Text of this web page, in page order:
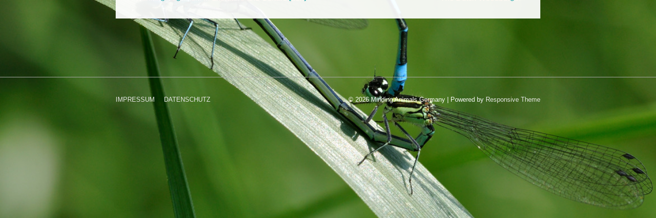
is
Footer-
IMPRESSUM DATENSCHUTZ © 2026 Minding Animals Germany | Powered by Responsive Theme